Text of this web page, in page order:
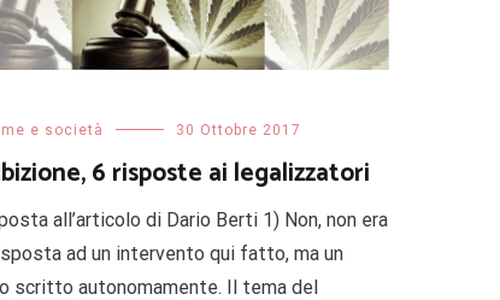
e società 30 Ottobre 2017
6 risposte ai legalizzatori
all’articolo di Dario Berti 1) Non, non era
ad un intervento qui fatto, ma un
scritto autonomamente. Il tema del